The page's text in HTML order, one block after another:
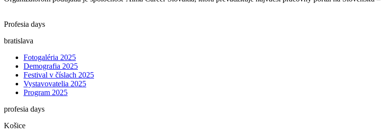
Profesia days
bratislava
Fotogaléria 2025
Demografia 2025
Festival v číslach 2025
Vystavovatelia 2025
Program 2025
profesia days
Košice